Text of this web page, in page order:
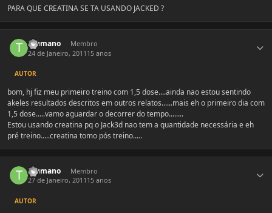
PARA QUE CREATINA SE TA USANDO JACKED ?
Tsumano
Membro
24 de Janeiro, 2011 15 anos
AUTOR
bom, hj fiz meu primeiro treino com 1,5 dose....ainda nao estou sentindo
akeles resultados descritos em outros relatos......mais eh o primeiro dia com
1,5 dose.....vamo aguardar o decorrer do tempo........
Estou usando creatina pq o Jack3d nao tem a quantidade necessária e eh
pré treino.....creatina tomo pós treino.....
Tsumano
Membro
27 de Janeiro, 2011 15 anos
AUTOR